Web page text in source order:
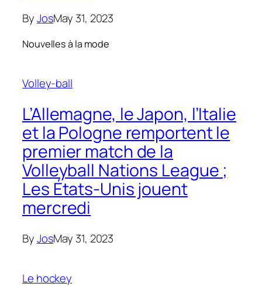
ByJosMay 31, 2023
Nouvelles à la mode
Volley-ball
L’Allemagne, le Japon, l’Italie
et la Pologne remportent le
premier match de la
Volleyball Nations League ;
Les États-Unis jouent
mercredi
ByJosMay 31, 2023
Le hockey